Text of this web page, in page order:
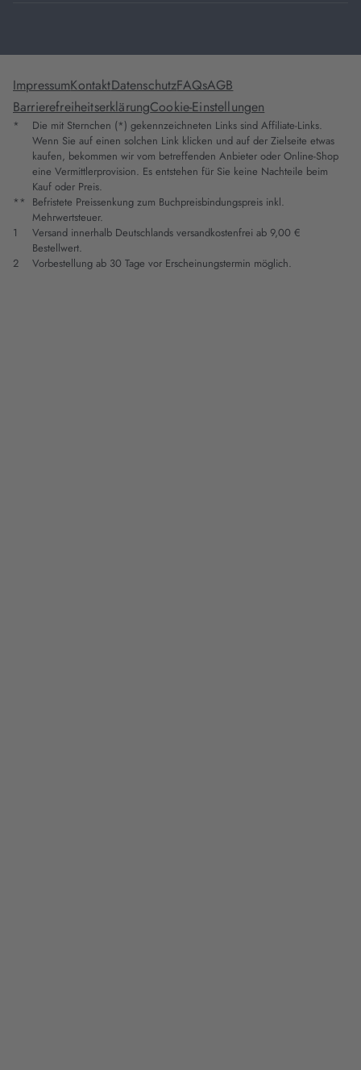
ImpressumKontaktDatenschutzFAQsAGB
BarrierefreiheitserklärungCookie-Einstellungen
*
Die mit Sternchen (*) gekennzeichneten Links sind Affiliate-Links.
Wenn Sie auf einen solchen Link klicken und auf der Zielseite etwas
kaufen, bekommen wir vom betreffenden Anbieter oder Online-Shop
eine Vermittlerprovision. Es entstehen für Sie keine Nachteile beim
Kauf oder Preis.
** Befristete Preissenkung zum Buchpreisbindungspreis inkl.
Mehrwertsteuer.
1
Versand innerhalb Deutschlands versandkostenfrei ab 9,00 €
Bestellwert.
2
Vorbestellung ab 30 Tage vor Erscheinungstermin möglich.